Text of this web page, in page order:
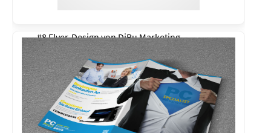
#8 Flyer-Design vonDiBu Marketing